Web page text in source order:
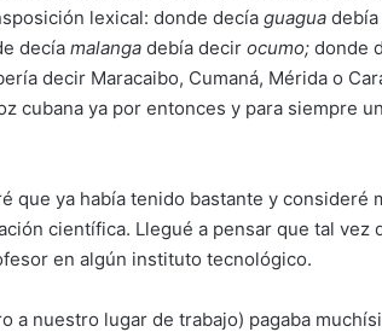
lexical: donde decía guagua
decía malanga debía decir ocumo; donde
decir Maracaibo, Cumaná, Mérida o
cubana ya por entonces y para siempre
que ya había tenido bastante y consideré
científica. Llegué a pensar que tal vez
en algún instituto tecnológico.
a nuestro lugar de trabajo) pagaba